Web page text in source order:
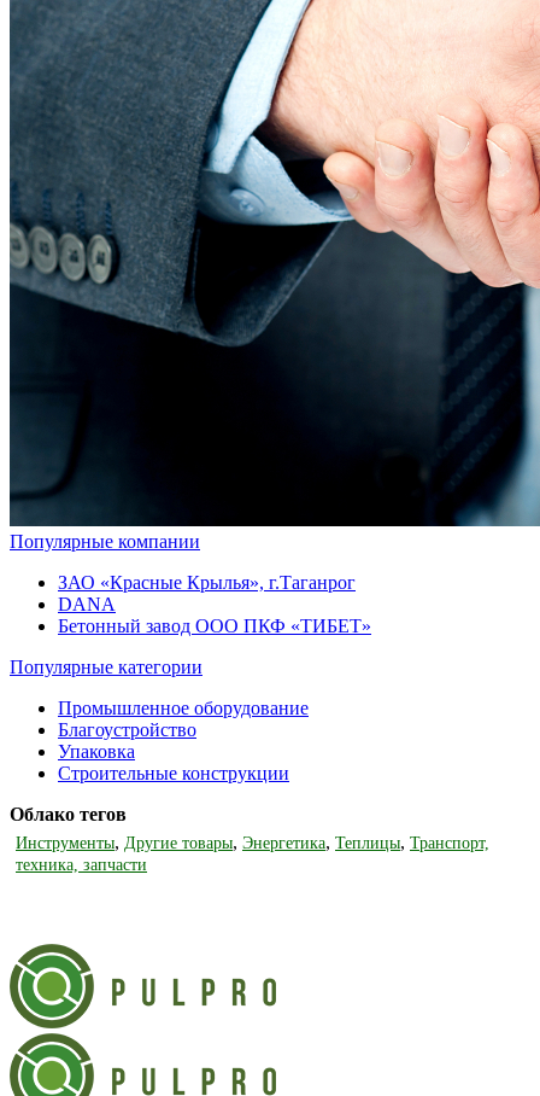
Популярные компании
ЗАО «Красные Крылья», г.Таганрог
DANA
Бетонный завод ООО ПКФ «ТИБЕТ»
Популярные категории
Промышленное оборудование
Благоустройство
Упаковка
Строительные конструкции
Облако тегов
Инструменты, Другие товары, Энергетика, Теплицы, Транспорт,
техника, запчасти